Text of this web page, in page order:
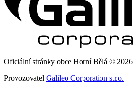
Oficiální stránky obce Horní Bělá © 2026
Provozovatel Galileo Corporation s.r.o.